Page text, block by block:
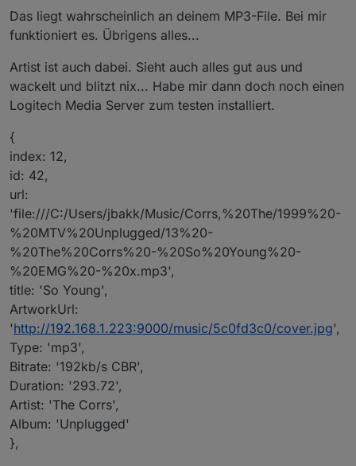
Das liegt wahrscheinlich an deinem MP3-File. Bei mir
funktioniert es. Übrigens alles...
Artist ist auch dabei. Sieht auch alles gut aus und
wackelt und blitzt nix... Habe mir dann doch noch einen
Logitech Media Server zum testen installiert.
{
index: 12,
id: 42,
url:
'file:///C:/Users/jbakk/Music/Corrs,%20The/1999%20-
%20MTV%20Unplugged/13%20-
%20The%20Corrs%20-%20So%20Young%20-
%20EMG%20-%20x.mp3',
title: 'So Young',
ArtworkUrl:
'http://192.168.1.223:9000/music/5c0fd3c0/cover.jpg',
Type: 'mp3',
Bitrate: '192kb/s CBR',
Duration: '293.72',
Artist: 'The Corrs',
Album: 'Unplugged'
},